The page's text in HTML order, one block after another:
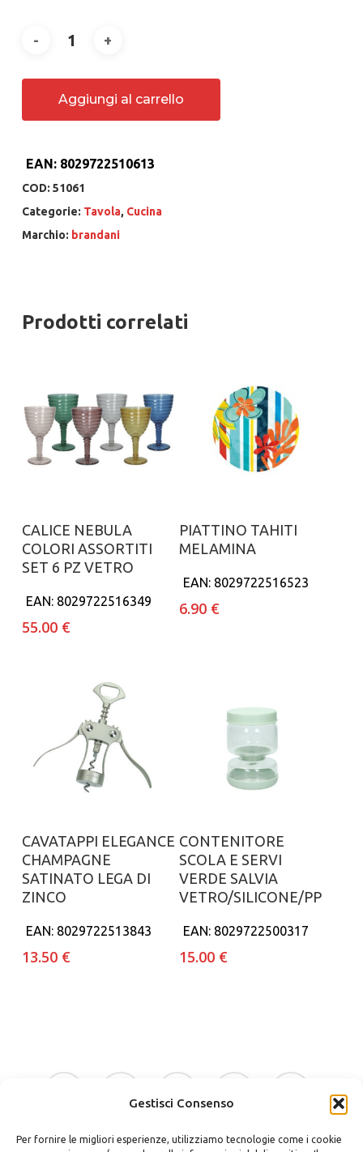
Gestisci Consenso
Per fornire le migliori esperienze, utilizziamo tecnologie come i cookie
Aggiungi al carrello
EAN: 8029722510613
COD: 51061
Categorie: Tavola, Cucina
Marchio: brandani
Prodotti correlati
Aggiungi al carrello
CALICE NEBULA
COLORI ASSORTITI
SET 6 PZ VETRO
EAN: 8029722516349
55.00 €
Aggiungi al carrello
PIATTINO TAHITI
MELAMINA
EAN: 8029722516523
6.90 €
Aggiungi al carrello
CAVATAPPI ELEGANCE
CHAMPAGNE
SATINATO LEGA DI
ZINCO
EAN: 8029722513843
13.50 €
Aggiungi al carrello
CONTENITORE
SCOLA E SERVI
VERDE SALVIA
VETRO/SILICONE/PP
EAN: 8029722500317
15.00 €
facebook
google-
instagram whatsapp tiktok
phone email